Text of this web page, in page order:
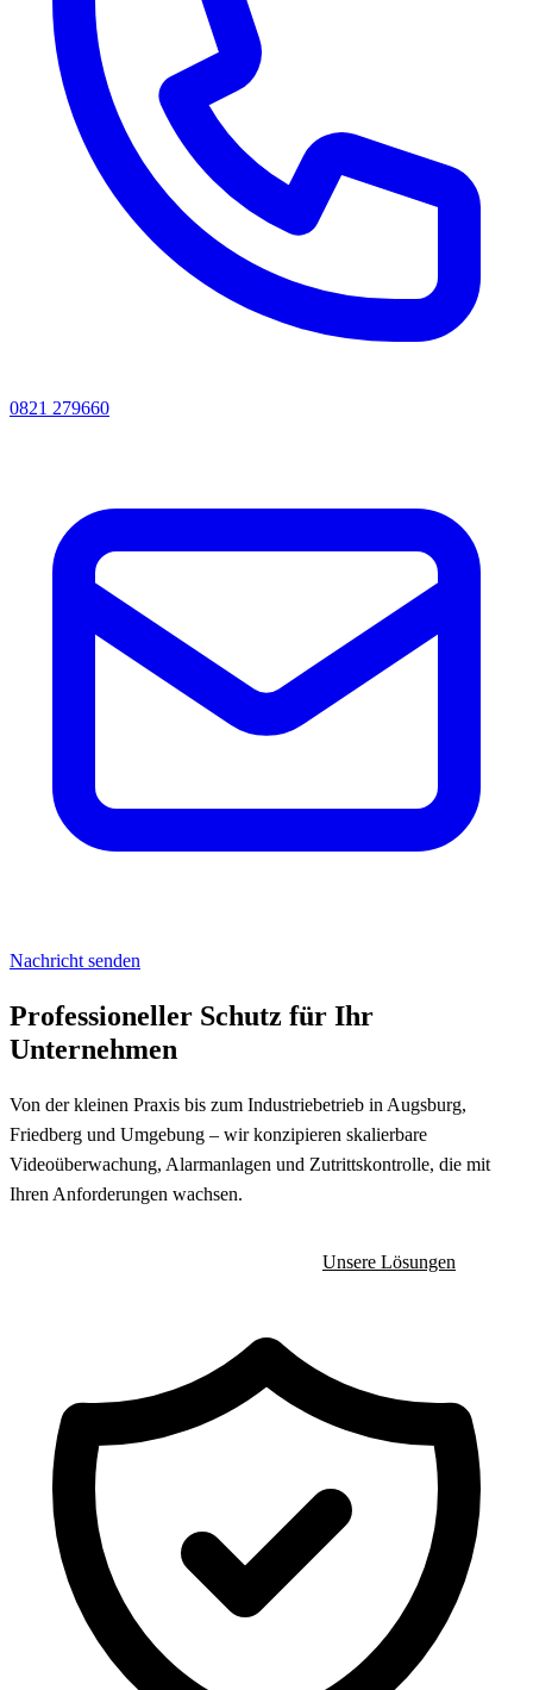
0821 279660
Nachricht senden
Professioneller Schutz für Ihr
Unternehmen
Von der kleinen Praxis bis zum Industriebetrieb in Augsburg,
Friedberg und Umgebung – wir konzipieren skalierbare
Videoüberwachung, Alarmanlagen und Zutrittskontrolle, die mit
Ihren Anforderungen wachsen.
Unsere Lösungen